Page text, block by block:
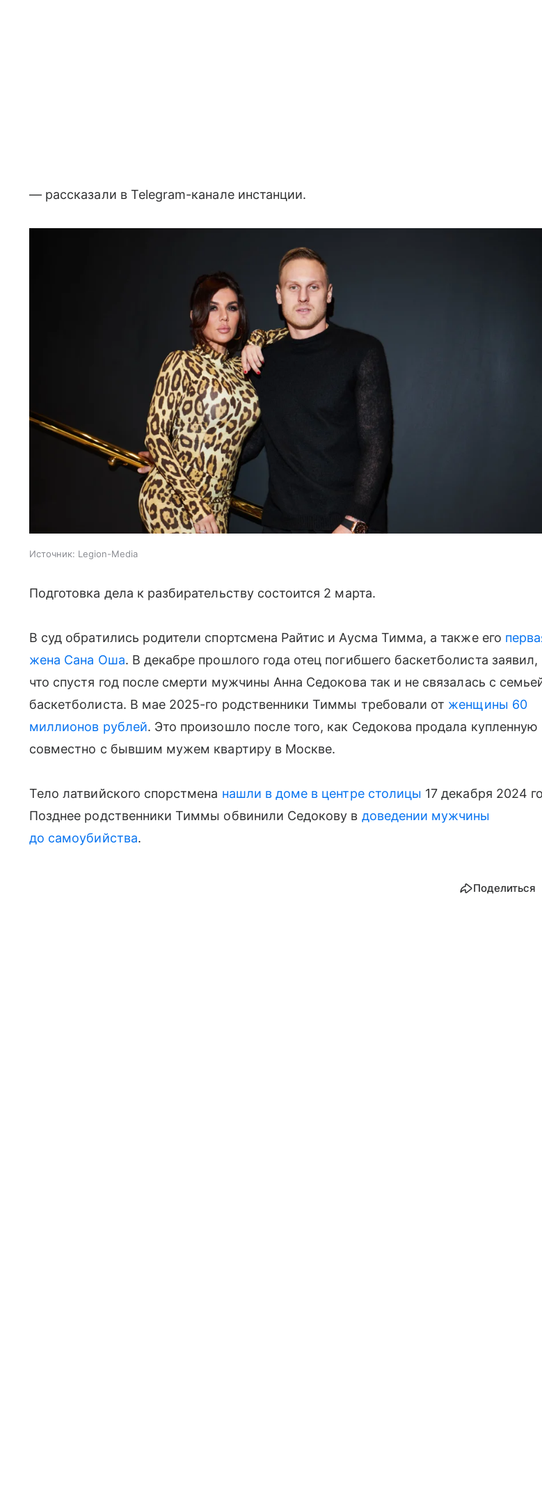
— рассказали в Telegram-канале инстанции.
Источник: Legion-Media
Подготовка дела к разбирательству состоится 2 марта.
В суд обратились родители спортсмена Райтис и Аусма Тимма, а также его
жена Сана Оша. В декабре прошлого года отец погибшего баскетболиста заявил,
что спустя год после смерти мужчины Анна Седокова так и не связалась с
баскетболиста. В мае 2025-го родственники Тиммы требовали от женщины 60
миллионов рублей. Это произошло после того, как Седокова продала купленную
совместно с бывшим мужем квартиру в Москве.
Тело латвийского спорстмена нашли в доме в центре столицы 17 декабря 2024
Позднее родственники Тиммы обвинили Седокову в доведении мужчины
до самоубийства.
Поделиться